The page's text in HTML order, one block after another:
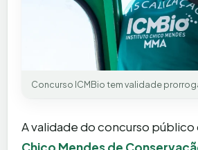
Concurso ICMBio tem validade
A validade do concurso público